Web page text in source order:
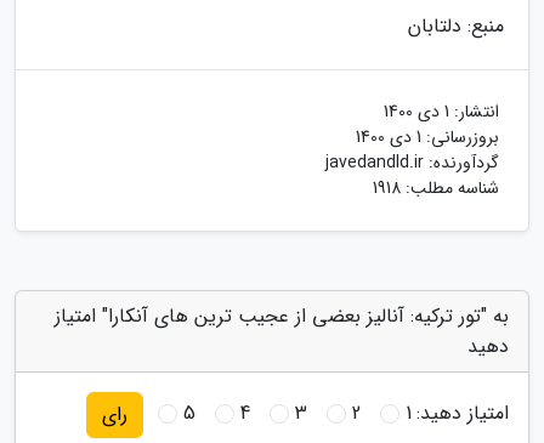
منبع: دلتابان
انتشار: 1 دی 1400
بروزرسانی: 1 دی 1400
گردآورنده: javedandld.ir
شناسه مطلب: 1918
به "تور ترکیه: آنالیز بعضی از عجیب ترین های آنکارا" امتیاز
دهید
امتیاز دهید:1
2
3
4
5 رای